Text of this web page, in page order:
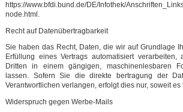
https://www.bfdi.bund.de/DE/Infothek/
node.html.
Recht auf Datenübertragbarkeit
Sie haben das Recht, Daten, die wir auf Grundlage
Erfüllung eines Vertrags automatisiert
Dritten in einem gängigen, maschinenlesbaren
lassen. Sofern Sie die direkte bertragung der
Verantwortlichen verlangen, erfolgt dies nur, soweit
Widerspruch gegen Werbe-Mails